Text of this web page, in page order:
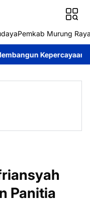
Pemkab Murung
Publik
Panitia